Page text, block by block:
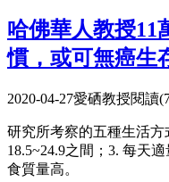
哈佛華人教授11
慣，或可無癌生
2020-04-27愛硒教授閱讀
研究所考察的五種生活
18.5~24.9之間；3. 每天
食質量高。